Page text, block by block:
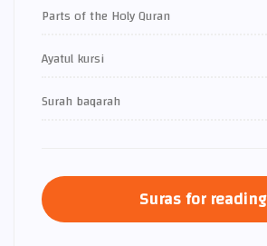
Parts of the Holy Quran
Ayatul kursi
Surah baqarah
Suras for reading